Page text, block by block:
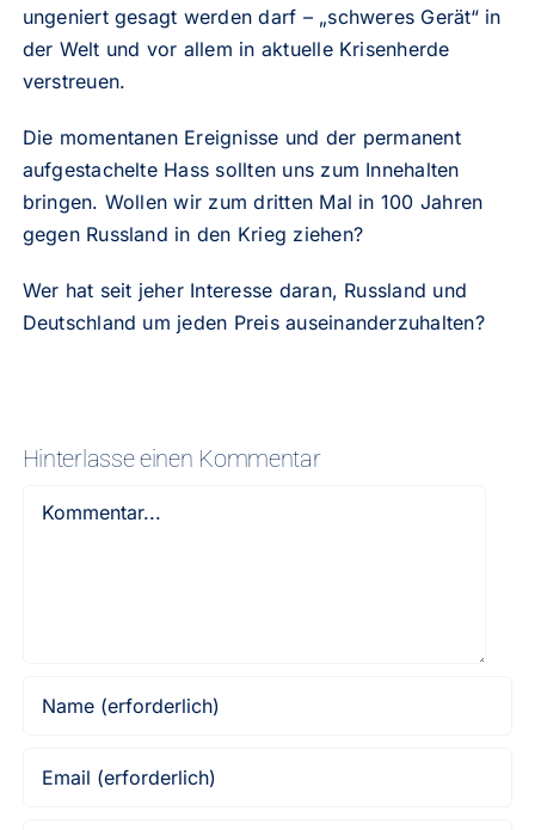
ungeniert gesagt werden darf – „schweres Gerät“ in
der Welt und vor allem in aktuelle Krisenherde
verstreuen.
Die momentanen Ereignisse und der permanent
aufgestachelte Hass sollten uns zum Innehalten
bringen. Wollen wir zum dritten Mal in 100 Jahren
gegen Russland in den Krieg ziehen?
Wer hat seit jeher Interesse daran, Russland und
Deutschland um jeden Preis auseinanderzuhalten?
Hinterlasse einen Kommentar
Kommentar